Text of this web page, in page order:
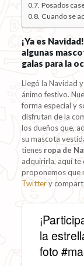
Posados
Cuando se
¡Ya es
algunas
galas para la
Llegó la Navidad
ánimo festivo.
forma especial y
disfrutan de la
los dueños que,
su mascota
tienes ropa de
adquirirla, aquí te
proponemos que
Twittery
la
foto